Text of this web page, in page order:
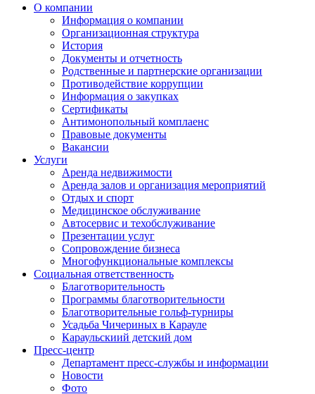
О компании
Информация о компании
Организационная структура
История
Документы и отчетность
Родственные и партнерские организации
Противодействие коррупции
Информация о закупках
Сертификаты
Антимонопольный комплаенс
Правовые документы
Вакансии
Услуги
Аренда недвижимости
Аренда залов и организация мероприятий
Отдых и спорт
Медицинское обслуживание
Автосервис и техобслуживание
Презентации услуг
Сопровождение бизнеса
Многофункциональные комплексы
Социальная ответственность
Благотворительность
Программы благотворительности
Благотворительные гольф-турниры
Усадьба Чичериных в Карауле
Караульскиий детский дом
Пресс-центр
Департамент пресс-службы и информации
Новости
Фото